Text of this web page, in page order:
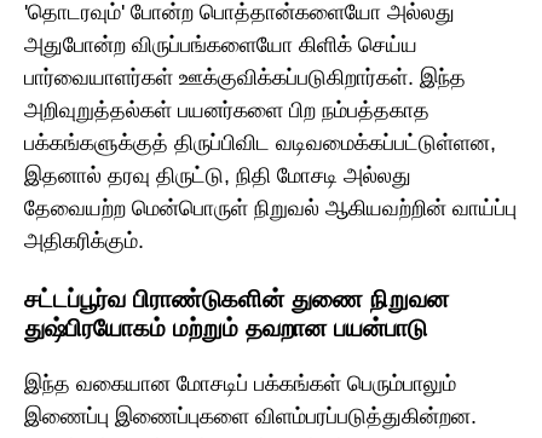
'தொடரவும்' போன்ற பொத்தான்களையோ அல்லது
அதுபோன்ற விருப்பங்களையோ கிளிக் செய்ய
பார்வையாளர்கள் ஊக்குவிக்கப்படுகிறார்கள். இந்த
அறிவுறுத்தல்கள் பயனர்களை பிற நம்பத்தகாத
பக்கங்களுக்குத் திருப்பிவிட வடிவமைக்கப்பட்டுள்ளன,
இதனால் தரவு திருட்டு, நிதி மோசடி அல்லது
தேவையற்ற மென்பொருள் நிறுவல் ஆகியவற்றின் வாய்ப்பு
அதிகரிக்கும்.
சட்டப்பூர்வ பிராண்டுகளின் துணை நிறுவன
துஷ்பிரயோகம் மற்றும் தவறான பயன்பாடு
இந்த வகையான மோசடிப் பக்கங்கள் பெரும்பாலும்
இணைப்பு இணைப்புகளை விளம்பரப்படுத்துகின்றன.